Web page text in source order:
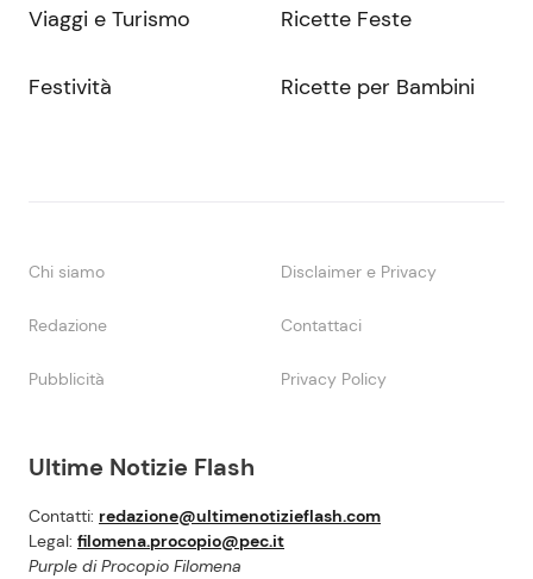
Ultime Notizie Flash
Contatti: redazione@ultimenotizieflash.com
Legal: filomena.procopio@pec.it
Purple di Procopio Filomena
Viaggi e Turismo
Festività
Ricette Feste
Ricette per Bambini
Chi siamo Disclaimer e Privacy
Redazione Contattaci
Pubblicità Privacy Policy